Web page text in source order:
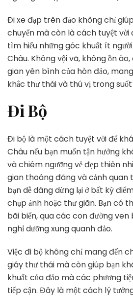
Đi xe đạp trên đảo không chỉ
chuyển mà còn là cách tuyệt vời
tìm hiểu những góc khuất ít
Châu. Không vội vã, không ồn
gian yên bình của hòn đảo,
khắc thư thái và thú vị trong
Đi Bộ
Đi bộ là một cách tuyệt vời để
Châu nếu bạn muốn tận hưởng
và chiêm ngưỡng vẻ đẹp thiên
gian thoáng đãng và cảnh quan
bạn dễ dàng dừng lại ở bất kỳ
chụp ảnh hoặc thư giãn. Bạn có
bãi biển, qua các con đường ven
nghỉ dưỡng xung quanh đảo.
Việc đi bộ không chỉ mang đến
giây thư thái mà còn giúp bạn
khuất của đảo mà các phương
tiếp cận. Đây là một cách lý